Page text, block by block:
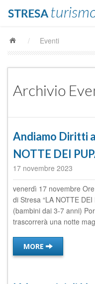
/ Eventi
Archivio
Andiamo Diritti
NOTTE DEI
17 novembre 2023
venerdì 17 novembre
di Stresa “LA NOTTE
(bambini dai 3-7 anni)
trascorrerà una notte
MORE